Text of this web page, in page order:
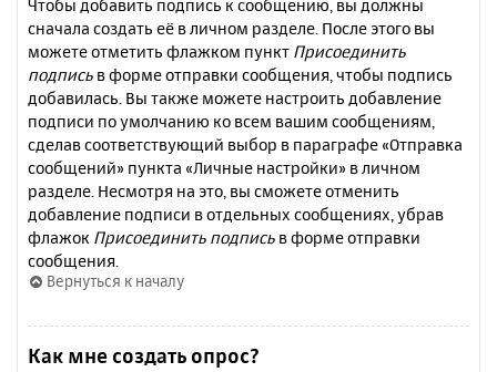
Чтобы добавить подпись к сообщению, вы должны
сначала создать её в личном разделе. После этого вы
можете отметить флажком пункт Присоединить
подпись в форме отправки сообщения, чтобы подпись
добавилась. Вы также можете настроить добавление
подписи по умолчанию ко всем вашим сообщениям,
сделав соответствующий выбор в параграфе «Отправка
сообщений» пункта «Личные настройки» в личном
разделе. Несмотря на это, вы сможете отменить
добавление подписи в отдельных сообщениях, убрав
флажок Присоединить подпись в форме отправки
сообщения.
Вернуться к началу
Как мне создать опрос?